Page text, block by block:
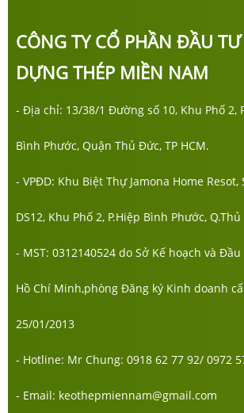
CÔNG TY CỔ PHẦN ĐẦU TƯ
DỰNG THÉP MIỀN NAM
- Địa chỉ: 13/38/1 Đường số 10, Khu Phố 2,
Bình Phước, Quận Thủ Đức, TP HCM.
- VPĐD: Khu Biệt Thự Jamona Home
DS12, Khu Phố 2, P.Hiệp Bình Phước,
- MST: 0312140524 do Sở Kế hoạch và
Hồ Chí Minh,phòng Đăng ký Kinh doanh
25/01/2013
- Hotline: Mr Chung: 0918 62 77 92/ 0972
- Email: keothepmiennam@gmail.com